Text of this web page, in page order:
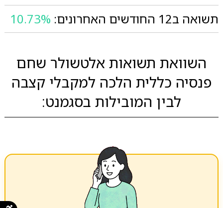
תשואה ב12 החודשים האחרונים:
10.73%
השוואת תשואות אלטשולר שחם
פנסיה כללית הלכה למקבלי קצבה
לבין המובילות בסגמנט: